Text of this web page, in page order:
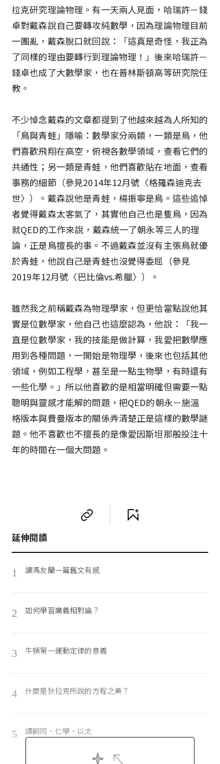
拉克研究理論物理。有一天兩人見面，哈瑞許－錢
卓對戴森說自己要轉攻純數學，因為理論物理目前
一團亂，戴森脫口就回說：「這真是奇怪，我正為
了同樣的理由要轉行到理論物理！」後來哈瑞許－
錢卓也成了大數學家，也在普林斯頓高等研究院任
教。
不少悼念戴森的文章都提到了他越來越為人所知的
「鳥與青蛙」隱喻：數學家分兩類，一類是鳥，他
們喜歡飛翔在高空，俯視各數學領域，查看它們的
共通性；另一類是青蛙，他們喜歡貼在地面，查看
事務的細節（參見2014年12月號〈格羅森迪克去
世〉）。戴森說他是青蛙，楊振寧是鳥。這些追悼
者覺得戴森太客氣了，其實他自己也是隻鳥，因為
就QED的工作來說，戴森統一了朝永等三人的理
論，正是鳥擅長的事。不過戴森並沒有主張鳥就優
於青蛙，他說自己是青蛙也沒覺得委屈（參見
2019年12月號〈巴比倫vs.希臘〉）。
雖然我之前稱戴森為物理學家，但更恰當點說他其
實是位數學家，他自己也這麼認為，他說：「我一
直是位數學家，我的技能是做計算，我愛把數學應
用到各種問題，一開始是物理學，後來也包括其他
領域，例如工程學，甚至是一點生物學，有時還有
一些化學。」所以他喜歡的是相當明確但需要一點
聰明與靈感才能解的問題，把QED的朝永－施溫
格版本與費曼版本的關係弄清楚正是這樣的數學謎
題。他不喜歡也不擅長的是像愛因斯坦那般投注十
年的時間在一個大問題。
延伸閱讀
1 讀馮友蘭一篇舊文有感
2 如何學習廣義相對論？
3 牛頓第一運動定律的意義
4 什麼是狄拉克所說的方程之美？
5 譚嗣同、仁學、以太